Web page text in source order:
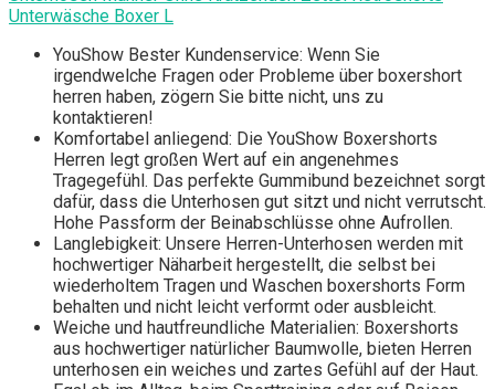
Unterwäsche Boxer L
YouShow Bester Kundenservice: Wenn Sie
irgendwelche Fragen oder Probleme über boxershort
herren haben, zögern Sie bitte nicht, uns zu
kontaktieren!
Komfortabel anliegend: Die YouShow Boxershorts
Herren legt großen Wert auf ein angenehmes
Tragegefühl. Das perfekte Gummibund bezeichnet sorgt
dafür, dass die Unterhosen gut sitzt und nicht verrutscht.
Hohe Passform der Beinabschlüsse ohne Aufrollen.
Langlebigkeit: Unsere Herren-Unterhosen werden mit
hochwertiger Näharbeit hergestellt, die selbst bei
wiederholtem Tragen und Waschen boxershorts Form
behalten und nicht leicht verformt oder ausbleicht.
Weiche und hautfreundliche Materialien: Boxershorts
aus hochwertiger natürlicher Baumwolle, bieten Herren
unterhosen ein weiches und zartes Gefühl auf der Haut.